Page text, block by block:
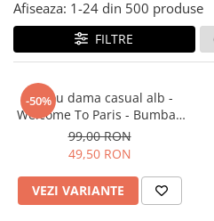
Tricouri si topuri
Rochii de eveniment
Afiseaza: 1-24 din 500 produse
FILTRE
-50%
Tricou dama casual alb -
Welcome To Paris - Bumbac
Organic
99,00 RON
49,50 RON
VEZI VARIANTE